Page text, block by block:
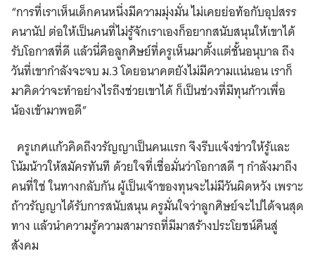
“การที่เราเห็นเด็กคนหนึ่งมีความมุ่งมั่น ไม่เคยย่อท้อกับอุปสรร
คนานัป ต่อให้เป็นคนที่ไม่รู้จักเราเองก็อยากสนับสนุนให้เขาได้
รับโอกาสที่ดี แล้วนี่คือลูกศิษย์ที่ครูเห็นมาตั้งแต่ชั้นอนุบาล ถึง
วันที่เขากำลังจะจบ ม.3 โดยอนาคตยังไม่มีความแน่นอน เราก็
มาคิดว่าจะทำอย่างไรถึงช่วยเขาได้ ก็เป็นช่วงที่มีทุนก้าวเพื่อ
น้องเข้ามาพอดี”
ครูเกศแก้วคิดถึงวรัญญาเป็นคนแรก จึงรีบแจ้งข่าวให้รู้และ
โน้มน้าวให้สมัครทันที ด้วยใจที่เชื่อมั่นว่าโอกาสดี ๆ กำลังมาถึง
คนที่ใช่ ในทางกลับกัน ผู้เป็นเจ้าของทุนจะไม่มีวันผิดหวัง เพราะ
ถ้าวรัญญาได้รับการสนับสนุน ครูมั่นใจว่าลูกศิษย์จะไปได้จนสุด
ทาง แล้วนำความรู้ความสามารถที่มีมาสร้างประโยชน์คืนสู่
สังคม